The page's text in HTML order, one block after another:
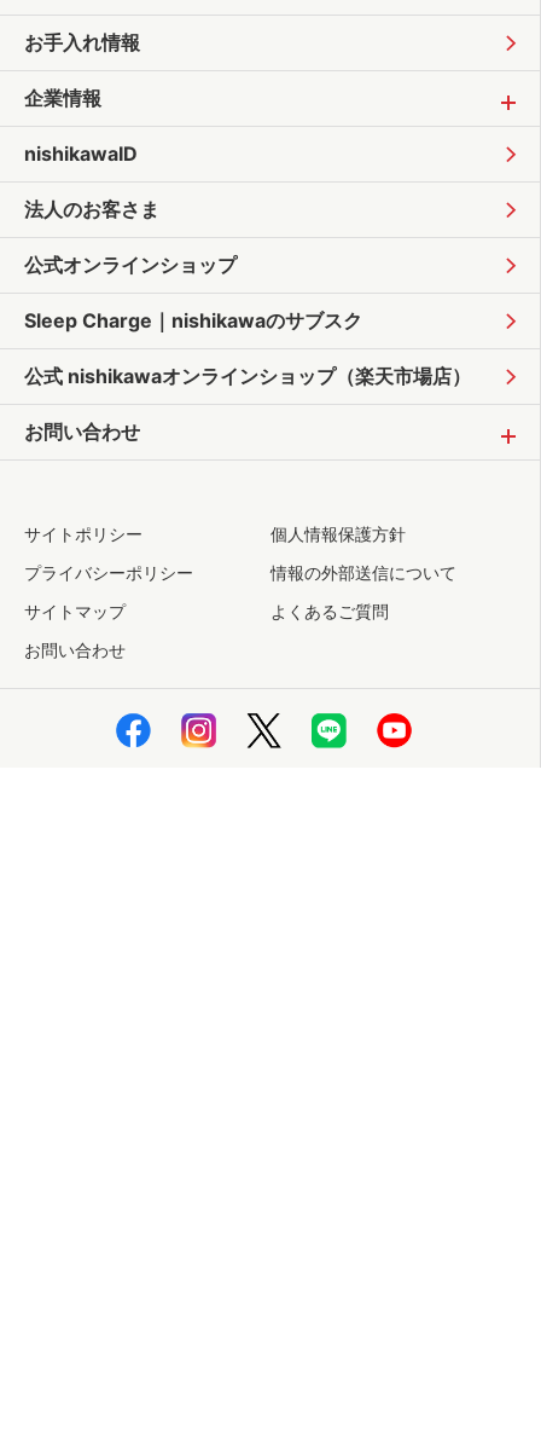
お手入れ情報
企業情報
nishikawaID
法人のお客さま
公式オンラインショップ
Sleep Charge｜ nishikawaのサブスク
公式 nishikawaオンラインショップ（楽天市場店）
お問い合わせ
サイトポリシー
個人情報保護方針
プライバシーポリシー
情報の外部送信について
サイトマップ
よくあるご質問
お問い合わせ